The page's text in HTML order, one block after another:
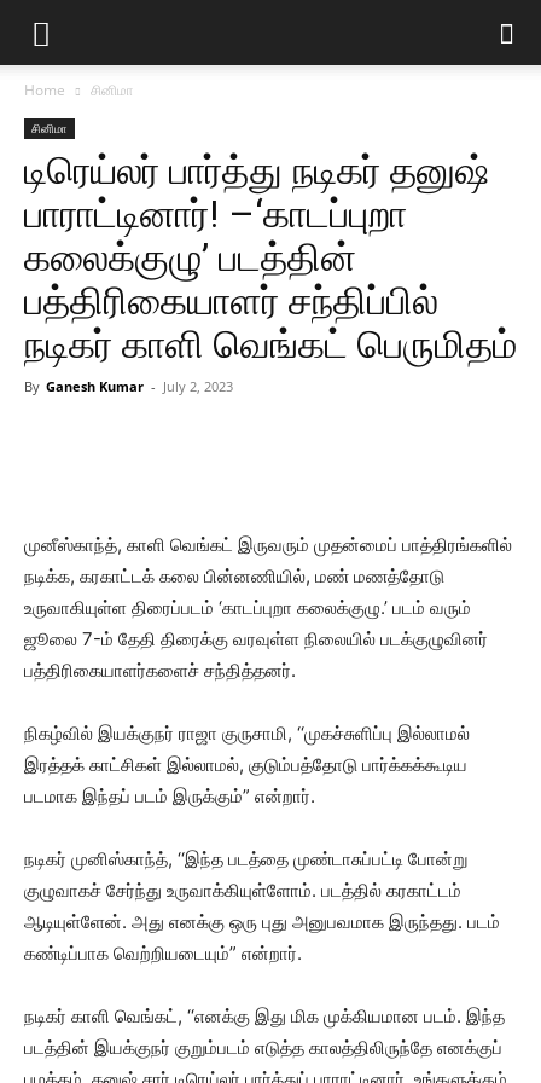
Home சினிமா
சினிமா
டிரெய்லர் பார்த்து நடிகர் தனுஷ்
பாராட்டினார்! –‘காடப்புறா
கலைக்குழு’ படத்தின்
பத்திரிகையாளர் சந்திப்பில்
நடிகர் காளி வெங்கட் பெருமிதம்
By Ganesh Kumar - July 2, 2023
முனீஸ்காந்த், காளி வெங்கட் இருவரும் முதன்மைப் பாத்திரங்களில்
நடிக்க, கரகாட்டக் கலை பின்னணியில், மண் மணத்தோடு
உருவாகியுள்ள திரைப்படம் ‘காடப்புறா கலைக்குழு.’ படம் வரும்
ஜூலை 7-ம் தேதி திரைக்கு வரவுள்ள நிலையில் படக்குழுவினர்
பத்திரிகையாளர்களைச் சந்தித்தனர்.
நிகழ்வில் இயக்குநர் ராஜா குருசாமி, ‘‘முகச்சுளிப்பு இல்லாமல்
இரத்தக் காட்சிகள் இல்லாமல், குடும்பத்தோடு பார்க்கக்கூடிய
படமாக இந்தப் படம் இருக்கும்” என்றார்.
நடிகர் முனிஸ்காந்த், ‘‘இந்த படத்தை முண்டாசுப்பட்டி போன்று
குழுவாகச் சேர்ந்து உருவாக்கியுள்ளோம். படத்தில் கரகாட்டம்
ஆடியுள்ளேன். அது எனக்கு ஒரு புது அனுபவமாக இருந்தது. படம்
கண்டிப்பாக வெற்றியடையும்” என்றார்.
நடிகர் காளி வெங்கட், ‘‘எனக்கு இது மிக முக்கியமான படம். இந்த
படத்தின் இயக்குநர் குறும்படம் எடுத்த காலத்திலிருந்தே எனக்குப்